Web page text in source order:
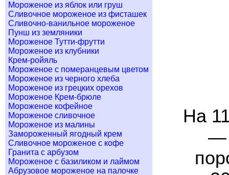
Мороженое из яблок или груш
Сливочное мороженое из фисташек
Сливочно-ванильное мороженое
Пунш из земляники
Мороженое Тутти-фрутти
Мороженое из клубники
Крем-ройяль
Мороженое с померанцевым цветом
Мороженое из черного хлеба
Мороженое из грецких орехов
Мороженое Крем-брюле
Мороженое кофейное
Мороженое сливочное
Мороженое из малины
Замороженный ягодный крем
Сливочное мороженое с кофе
Гранита с арбузом
Мороженое с базиликом и лаймом
Абрузовое мороженое на палочке
На
—